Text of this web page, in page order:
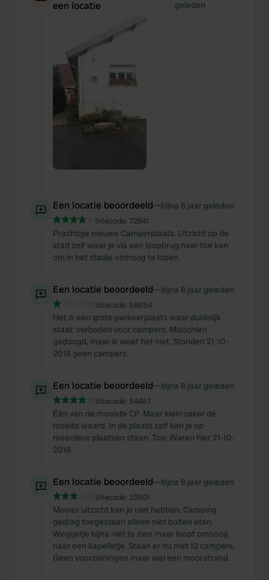
een locatie geleden
Een locatie beoordeeld—bijna 8 jaar geleden
Sitecode: 72841
Prachtige nieuwe Camperplaats. Uitzicht op de
stad zelf waar je via een loopbrug naar toe kan
om in het stadje omhoog te lopen.
Een locatie beoordeeld—bijna 8 jaar geleden
Sitecode: 68654
Het is een grote parkeerplaats waar duidelijk
staat: verboden voor campers. Misschien
gedoogd, maar ik weet het niet. Stonden 21-10-
2018 geen campers.
Een locatie beoordeeld—bijna 8 jaar geleden
Sitecode: 54457
Één van de mooiste CP. Maar klein zeker de
moeite waard. In de plaats zelf kan je op
meerdere plaatsen staan. Top. Waren hier 21-10-
2018
Een locatie beoordeeld—bijna 8 jaar geleden
Sitecode: 23501
Mooier uitzicht kan je niet hebben. Camping
gedrag toegestaan alleen niet buiten eten.
Weggetje bijna niet te zien maar loopt omhoog
naar een kapelletje. Staan er nu met 12 campers.
Geen voorzieningen maar wel een mooi strand.